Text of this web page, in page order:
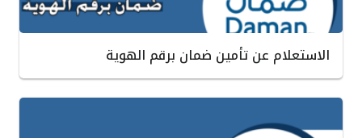
الاستعلام عن تأمين ضمان برقم الهوية